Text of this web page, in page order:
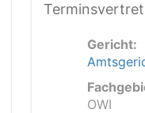
Gericht:
OWI